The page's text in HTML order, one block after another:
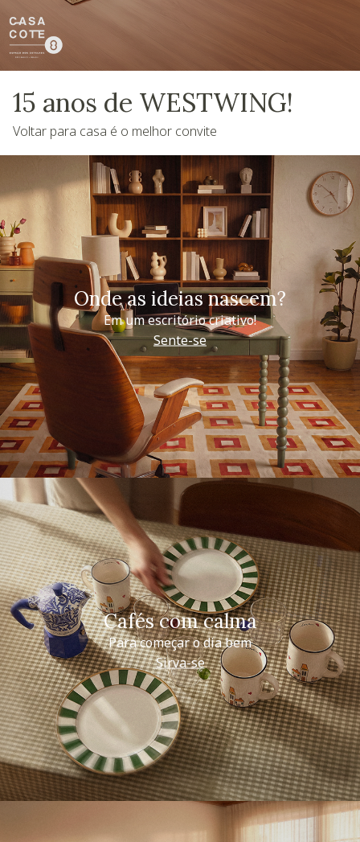
15 anos de WESTWING!
Voltar para casa é o melhor convite
Onde as ideias nascem?
Em um escritório criativo!
Sente-se
Cafés com calma
Para começar o dia bem
Sirva-se